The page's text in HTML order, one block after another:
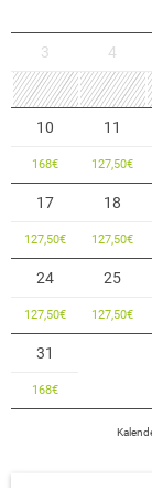
3 4
10
168€
11
127,50€
17
127,50€
18
127,50€
24
127,50€
25
127,50€
31
168€